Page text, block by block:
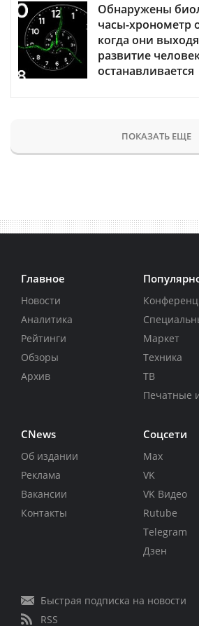
Обнаружены
часы-хронометр
когда они
развитие
останавливается
ПОКАЗАТЬ ЕЩЕ
Главное
Новости
Аналитика
Рейтинги
Обзоры
Архив
Маркет
Техника
ТВ
Печатные
CNews
Об издании
Реклама
Вакансии
Контакты
Соцсети
Max
VK
VK Видео
Rutube
Telegram
Дзен
Быстрая подписка на новости
RSS